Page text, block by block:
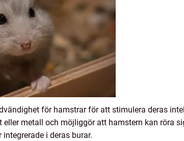
för hamstrar för att stimulera deras
metall och möjliggör att hamstern kan röra
i deras burar.